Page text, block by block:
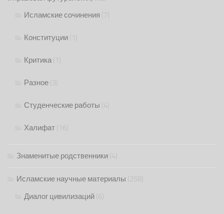
Исламские сочинения (7)
Конституции (1)
Критика(1)
Разное (3)
Студенческие работы (4)
Халифат (16)
Знаменитые родственники (4)
Исламские научные материалы (258)
Диалог цивилизаций (6)